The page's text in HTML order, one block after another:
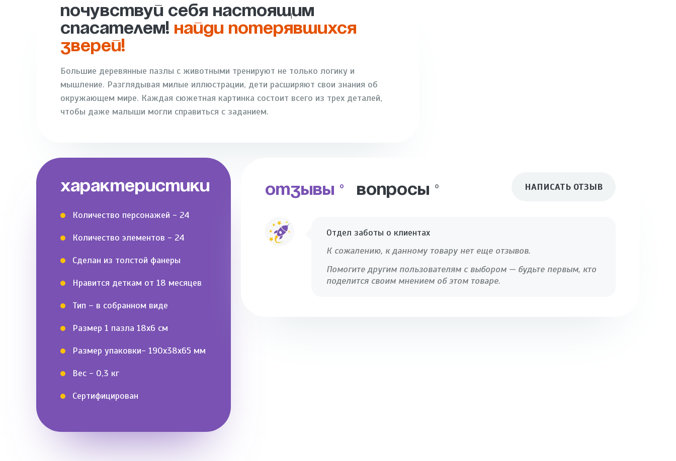
ПОЧУВСТВУЙ СЕБЯ НАСТОЯЩИМ
СПАСАТЕЛЕМ! НАЙДИ ПОТЕРЯВШИХСЯ
ЗВЕРЕЙ!
Большие деревянные пазлы с животными тренируют не только логику и
мышление. Разглядывая милые иллюстрации, дети расширяют свои знания об
окружающем мире. Каждая сюжетная картинка состоит всего из трех деталей,
чтобы даже малыши могли справиться с заданием.
ХАРАКТЕРИСТИКИ
Количество персонажей - 24
Количество элементов - 24
Сделан из толстой фанеры
Нравится деткам от 18 месяцев
Тип – в собранном виде
Размер 1 пазла 18х6 см
Размер упаковки- 190х38х65 мм
Вес - 0,3 кг
Сертифицирован
ОТЗЫВЫ 0 ВОПРОСЫ 0 НАПИСАТЬ ОТЗЫВ
Отдел заботы о клиентах
К сожалению, к данному товару нет еще отзывов.
Помогите другим пользователям с выбором — будьте первым, кто
поделится своим мнением об этом товаре.